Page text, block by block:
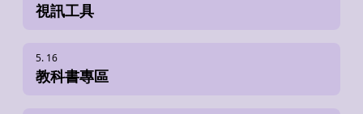
視訊工具
教科書專區